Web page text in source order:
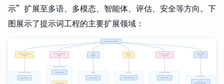
示”扩展至多语、多模态、智能体、评估、安全等方向。下
图展示了提示词工程的主要扩展领域：